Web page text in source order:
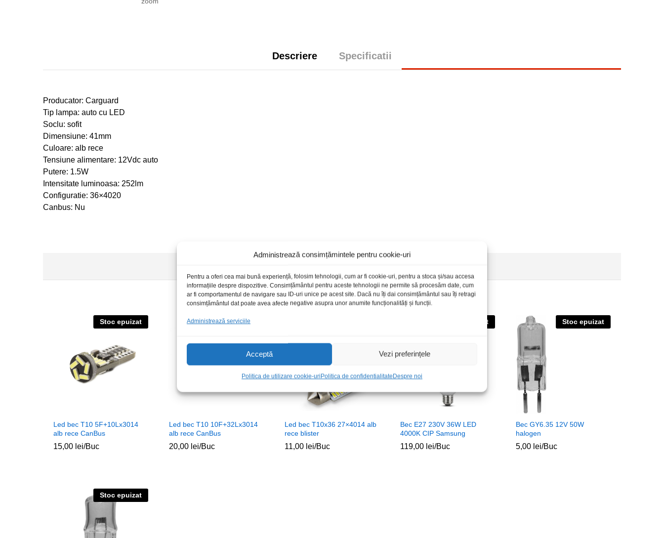
Administrează consimțămintele pentru cookie-uri
Pentru a oferi cea mai bună experiență, folosim tehnologii, cum ar fi cookie-uri, pentru a stoca și/sau accesa
informațiile despre dispozitive. Consimțământul pentru aceste tehnologii ne permite să procesăm date, cum
ar fi comportamentul de navigare sau ID-uri unice pe acest site. Dacă nu îți dai consimțământul sau îți retragi
consimțământul dat poate avea afecte negative asupra unor anumite funcționalități și funcții.
Administrează serviciile
Acceptă Vezi preferințele
Politica de utilizare cookie-uriPolitica de confidentialitateDespre noi
Descriere Specificatii
Producator: Carguard
Tip lampa: auto cu LED
Soclu: sofit
Dimensiune: 41mm
Culoare: alb rece
Tensiune alimentare: 12Vdc auto
Putere: 1.5W
Intensitate luminoasa: 252lm
Configuratie: 36×4020
Canbus: Nu
Stoc epuizat
Led bec T10 5F+10Lx3014
alb rece CanBus
15,00 lei/Buc
Stoc epuizat
Led bec T10 10F+32Lx3014
alb rece CanBus
20,00 lei/Buc
Led bec T10x36 27×4014 alb
rece blister
11,00 lei/Buc
Stoc epuizat
Bec E27 230V 36W LED
4000K CIP Samsung
119,00 lei/Buc
Stoc epuizat
Bec GY6.35 12V 50W
halogen
5,00 lei/Buc
Stoc epuizat